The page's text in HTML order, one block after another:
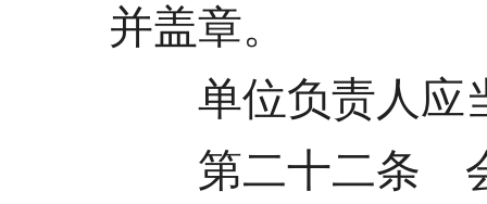
并盖章。
单位负责人应当
第二十二条 会